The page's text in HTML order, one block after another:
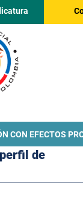
CON EFECTOS
de